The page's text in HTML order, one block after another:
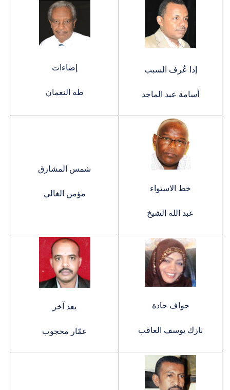
إذا عُرف السبب
أسامة عبد الماجد
إضاءات
طه النعمان
خط الاستواء
عبد الله الشيخ
شمس المشارق
مؤمن الغالي
حواف حادة
نازك يوسف العاقب
بعد آخر
عمّار محجوب